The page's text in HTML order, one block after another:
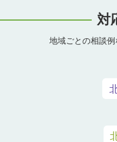
対
地域ごとの相談例